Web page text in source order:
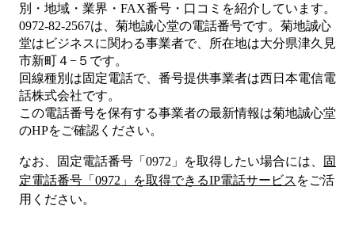
別・地域・業界・FAX番号・口コミを紹介しています。
0972-82-2567は、 菊地誠心堂の電話番号です。 菊地誠心
堂は ビジネスに関わる事業者で、所在地は大分県津久見
市新町４−５ です。
回線種別は固定電話で、番号提供事業者は西日本電信電
話株式会社です。
この電話番号を保有する事業者の最新情報は菊地誠心堂
のHPをご確認ください。
なお、固定電話番号「 0972 」を取得したい場合には、
固
定電話番号「 0972 」を取得できるIP電話サービス をご活
用ください。